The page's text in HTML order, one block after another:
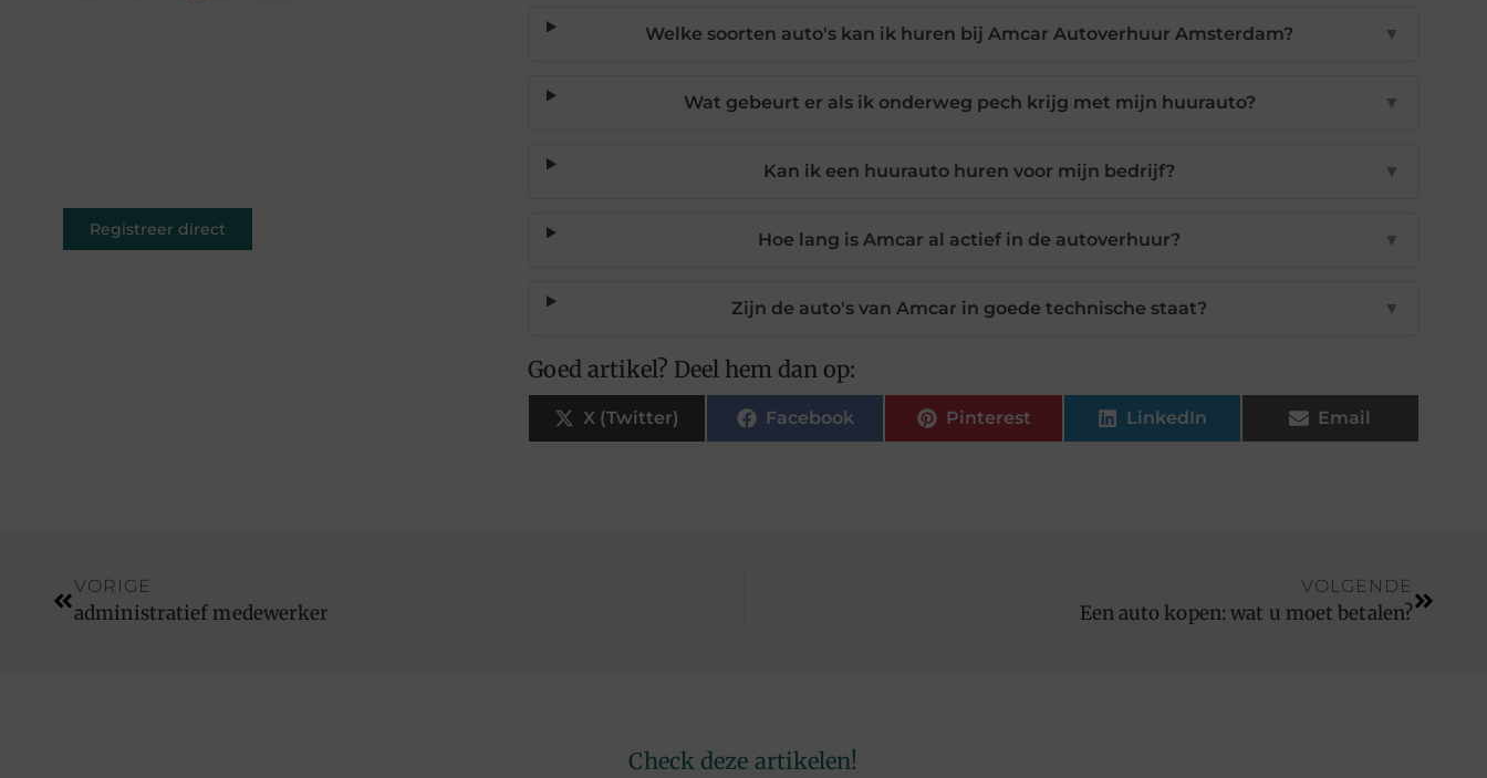
Registreer direct
Welke soorten auto's kan ik huren bij Amcar Autoverhuur Amsterdam? ▼
Wat gebeurt er als ik onderweg pech krijg met mijn huurauto? ▼
Kan ik een huurauto huren voor mijn bedrijf? ▼
Hoe lang is Amcar al actief in de autoverhuur? ▼
Zijn de auto's van Amcar in goede technische staat? ▼
Goed artikel? Deel hem dan op:
X (Twitter) Facebook Pinterest LinkedIn Email
VORIGE
administratief medewerker
VOLGENDE
Een auto kopen: wat u moet betalen?
Check deze artikelen!